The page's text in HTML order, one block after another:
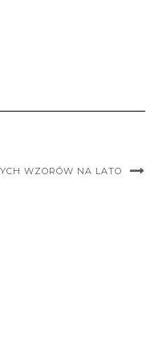
WZORÓW NA LATO